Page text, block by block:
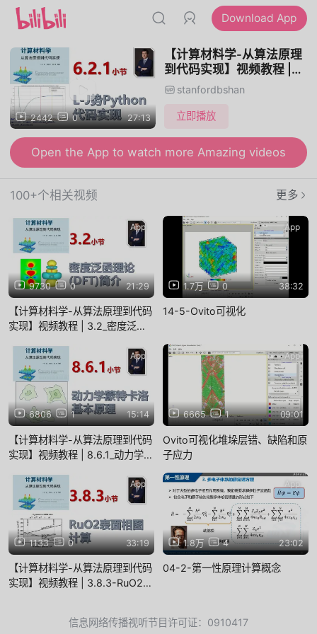
Download App
2442 0 27:13
【计算材料学-从算法原理
到代码实现】视频教程 |
6.2.1_L-J势的Python代码
实现
stanfordbshan
立即播放
Open the App to watch more Amazing videos
100+个相关视频 更多
9730 0 21:29
App
【计算材料学-从算法原理到代码
实现】视频教程 | 3.2_密度泛函
1.7万 0 38:32
App
14-5-Ovito可视化
6806 1 15:14
App
【计算材料学-从算法原理到代码
实现】视频教程 | 8.6.1_动力学蒙
6665 1 09:01
App
Ovito可视化堆垛层错、缺陷和原
子应力
1133 0 33:19
App
【计算材料学-从算法原理到代码
实现】视频教程 | 3.8.3-RuO2的
1.8万 4 23:02
App
04-2-第一性原理计算概念
信息网络传播视听节目许可证：0910417